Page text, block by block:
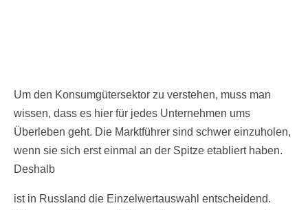
Um den Konsumgütersektor zu verstehen, muss man
wissen, dass es hier für jedes Unternehmen ums
Überleben geht. Die Marktführer sind schwer einzuholen,
wenn sie sich erst einmal an der Spitze etabliert haben.
Deshalb
ist in Russland die Einzelwertauswahl entscheidend.